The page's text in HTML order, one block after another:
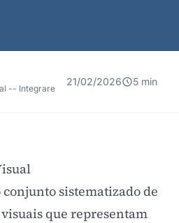
-- Integrare
21/02/2026 5 min
sistematizado de
que representam